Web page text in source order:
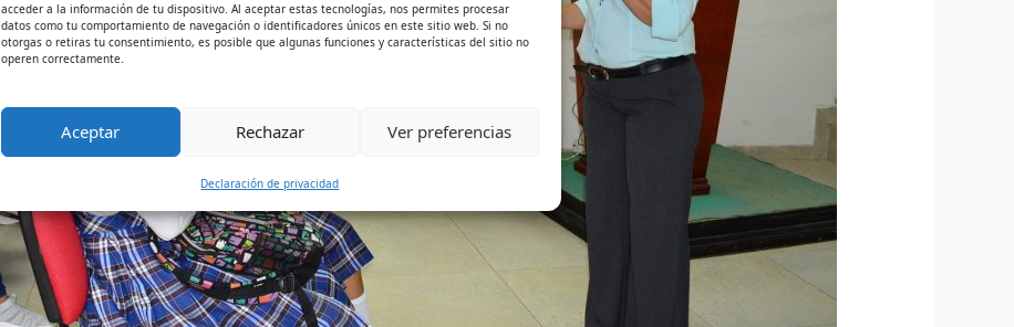
acceder a la información de tu dispositivo. Al aceptar estas tecnologías, nos permites procesar
datos como tu comportamiento de navegación o identificadores únicos en este sitio web. Si no
otorgas o retiras tu consentimiento, es posible que algunas funciones y características del sitio no
operen correctamente.
Aceptar Rechazar Ver preferencias
Declaración de privacidad